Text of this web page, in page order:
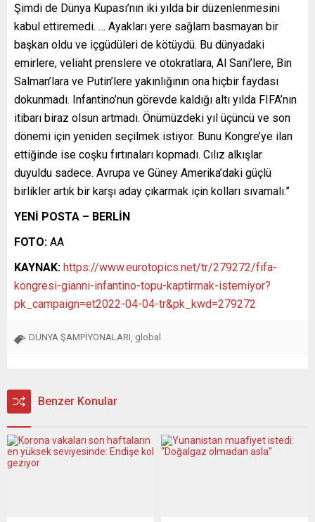
Şimdi de Dünya Kupası’nın iki yılda bir düzenlenmesini
kabul ettiremedi. … Ayakları yere sağlam basmayan bir
başkan oldu ve içgüdüleri de kötüydü. Bu dünyadaki
emirlere, veliaht prenslere ve otokratlara, Al Sani’lere, Bin
Salman’lara ve Putin’lere yakınlığının ona hiçbir faydası
dokunmadı. Infantino’nun görevde kaldığı altı yılda FIFA’nın
itibarı biraz olsun artmadı. Önümüzdeki yıl üçüncü ve son
dönemi için yeniden seçilmek istiyor. Bunu Kongre’ye ilan
ettiğinde ise coşku fırtınaları kopmadı. Cılız alkışlar
duyuldu sadece. Avrupa ve Güney Amerika’daki güçlü
birlikler artık bir karşı aday çıkarmak için kolları sıvamalı.”
YENİ POSTA – BERLİN
FOTO: AA
KAYNAK: https://www.eurotopics.net/tr/279272/fifa-
kongresi-gianni-infantino-topu-kaptirmak-istemiyor?
pk_campaign=et2022-04-04-tr&pk_kwd=279272
DÜNYA ŞAMPİYONALARI global
Benzer Konular